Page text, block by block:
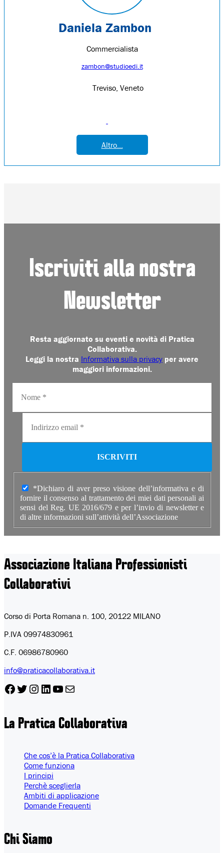
Daniela Zambon
Commercialista
zambon@studioedi.it
Treviso, Veneto
Altro...
Iscriviti alla nostra
Newsletter
Resta aggiornato su eventi e novità di Pratica
Collaborativa.
Leggi la nostra Informativa sulla privacy per avere
maggiori informazioni.
*Dichiaro di aver preso visione dell’informativa e di
fornire il consenso al trattamento dei miei dati personali ai
sensi del Reg. UE 2016/679 e per l’invio di newsletter e
di altre informazioni sull’attività dell’Associazione
Associazione Italiana Professionisti
Collaborativi
Corso di Porta Romana n. 100, 20122 MILANO
P.IVA 09974830961
C.F. 06986780960
info@praticacollaborativa.it
Facebook
Twitter
Instagram
LinkedIn
YouTube
Email
La Pratica Collaborativa
Che cos’è la Pratica Collaborativa
Come funziona
I principi
Perchè sceglierla
Ambiti di applicazione
Domande Frequenti
ChiSiamo